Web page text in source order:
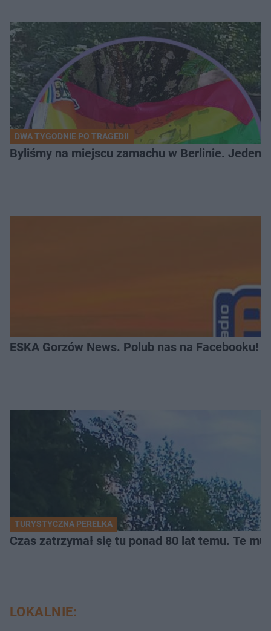
DWA TYGODNIE PO TRAGEDII
Byliśmy na miejscu zamachu w Berlinie. Jeden
ESKA Gorzów News. Polub nas na Facebooku!
TURYSTYCZNA PEREŁKA
Czas zatrzymał się tu ponad 80 lat temu. Te
LOKALNIE: